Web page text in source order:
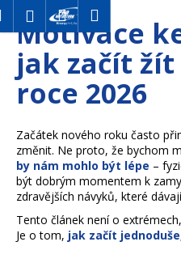
Přejít
obsah
HledatPřihlášení
Nákupní
košík
Motivace
jak začít žít
roce 2026
Začátek nového roku často
změnit. Ne proto, že bychom
by nám mohlo být lépe –
být dobrým momentem k
zdravějších návyků, které
Tento článek není o
Je o tom, jak začít
K
o Zpět
Zpět
C
o
p
o
t
ř
e
b